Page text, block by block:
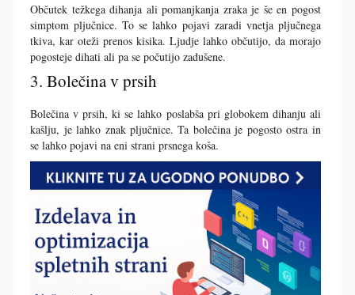
Občutek težkega dihanja ali pomanjkanja zraka je še en pogost
simptom pljučnice. To se lahko pojavi zaradi vnetja pljučnega
tkiva, kar oteži prenos kisika. Ljudje lahko občutijo, da morajo
pogosteje dihati ali pa se počutijo zadušene.
3. Bolečina v prsih
Bolečina v prsih, ki se lahko poslabša pri globokem dihanju ali
kašlju, je lahko znak pljučnice. Ta bolečina je pogosto ostra in
se lahko pojavi na eni strani prsnega koša.